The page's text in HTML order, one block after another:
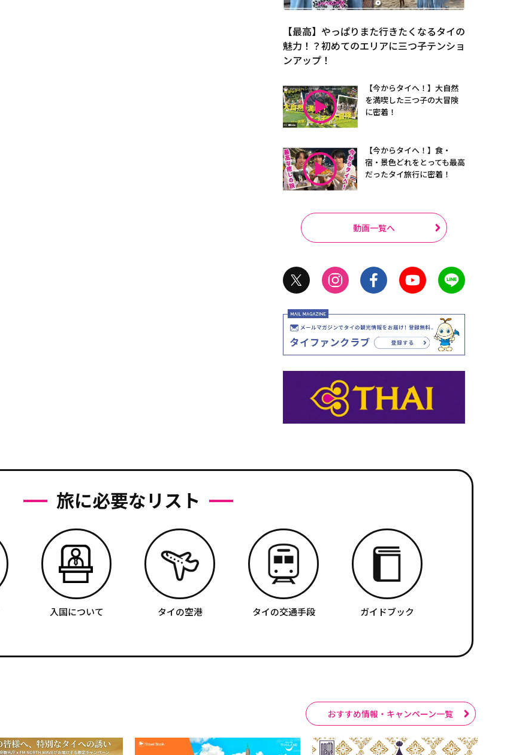
【最高】やっぱりまた行きたくなるタイの
魅力！？初めてのエリアに三つ子テンショ
ンアップ！
【今からタイへ！】大自然
を満喫した三つ子の大冒険
に密着！
【今からタイへ！】食・
宿・景色どれをとっても最高
だったタイ旅行に密着！
動画一覧へ
旅に必要なリスト
入国について タイの空港 タイの交通手段 ガイドブック
おすすめ情報・キャンペーン一覧